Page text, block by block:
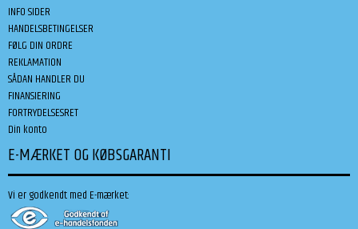
INFO SIDER
HANDELSBETINGELSER
FØLG DIN ORDRE
REKLAMATION
SÅDAN HANDLER DU
FINANSIERING
FORTRYDELSESRET
Din konto
E-MÆRKET OG KØBSGARANTI
Vi er godkendt med E-mærket: